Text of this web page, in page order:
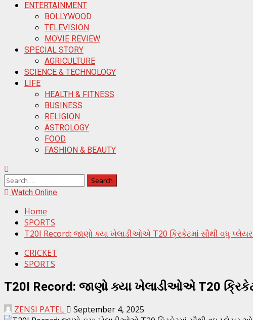
ENTERTAINMENT
BOLLYWOOD
TELEVISION
MOVIE REVIEW
SPECIAL STORY
AGRICULTURE
SCIENCE & TECHNOLOGY
LIFE
HEALTH & FITNESS
BUSINESS
RELIGION
ASTROLOGY
FOOD
FASHION & BEAUTY
Watch Online
Home
SPORTS
T20I Record: જાણો ક્યા ખેલાડીઓએ T20 ક્રિકેટમાં સૌથી વધુ
CRICKET
SPORTS
T20I Record: જાણો ક્યા ખેલાડીઓએ T20
ZENSI PATEL September 4, 2025